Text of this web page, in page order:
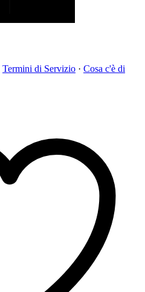
Termini di Servizio · Cosa c'è di